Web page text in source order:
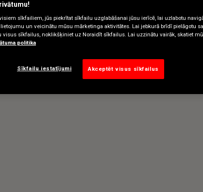
sīkfailiem, jūs piekrītat sīkfailu uzglabāšanai jūsu ierīcē, lai uzlabotu
un veicinātu mūsu mārketinga aktivitātes. Lai jebkurā brīdī pielāgotu
visus sīkfailus, noklikšķiniet uz Noraidīt sīkfailus. Lai uzzinātu vairāk, skatiet
politika
Sīkfailu iestatījumi Akceptēt visus sīkfailus